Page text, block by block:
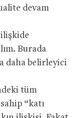
devam
ilişkide
Burada
daha belirleyici
tüm
“katı